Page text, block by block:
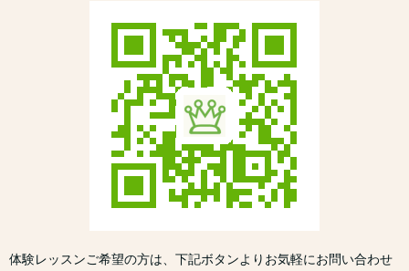
体験レッスンご希望の方は、下記ボタンよりお気軽にお問い合わせ